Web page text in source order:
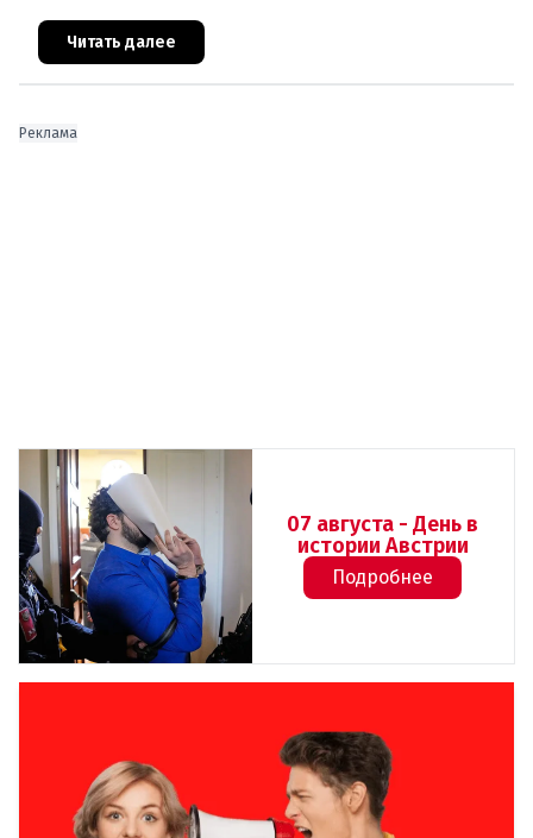
ранена выстрелом из пневматического оружия.
Полиция задержала двух п
Читать далее
Реклама
07 августа - День в
истории Австрии
Подробнее